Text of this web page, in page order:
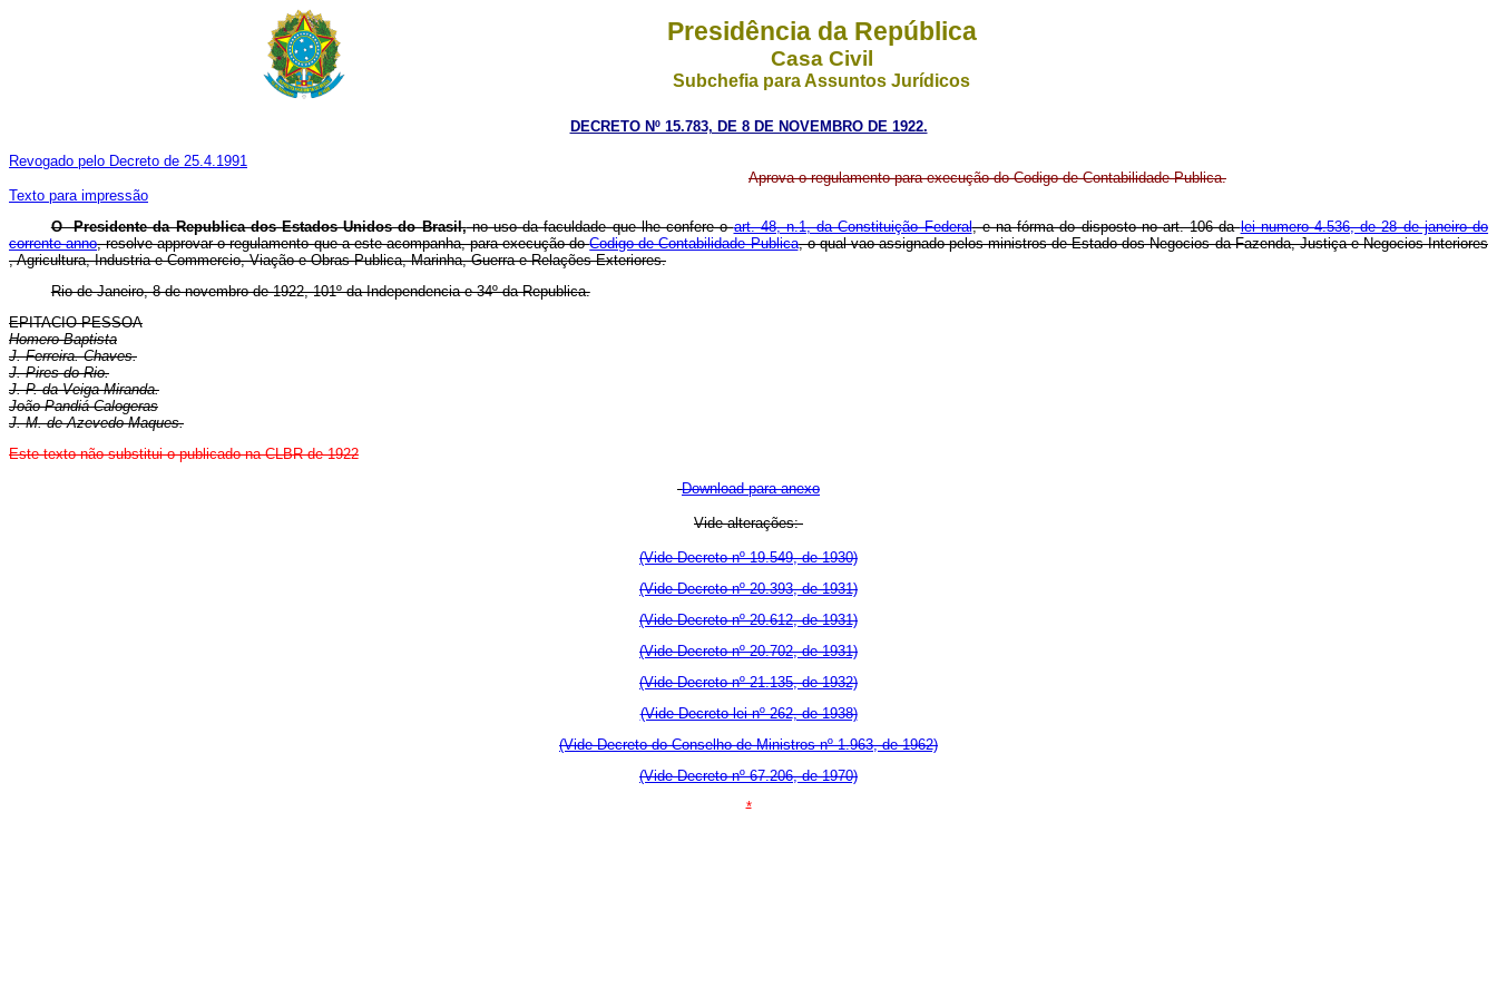
Presidência da República
Casa Civil
Subchefia para Assuntos Jurídicos
DECRETO Nº 15.783, DE 8 DE NOVEMBRO DE 1922.
Revogado pelo Decreto de 25.4.1991
Texto para impressão
Aprova o regulamento para execução do Codigo de Contabilidade Publica.
O Presidente da Republica dos Estados Unidos do Brasil,no uso da faculdade que lhe confere oart. 48, n.1, da Constituição Federal, e na fórma do disposto no art. 106 dalei numero 4.536, de 28 de janeiro do
corrente anno, resolve approvar o regulamento que a este acompanha, para execução doCodigo de Contabilidade Publica, o qual vao assignado pelos ministros de Estado dos Negocios da Fazenda, Justiça e Negocios Interiores
, Agricultura, Industria e Commercio, Viação e Obras Publica, Marinha, Guerra e Relações Exteriores.
Rio de Janeiro, 8 de novembro de 1922, 101º da Independencia e 34º da Republica.
EPITACIO PESSOA
Homero Baptista
J. Ferreira. Chaves.
J. Pires do Rio.
J. P. da Veiga Miranda.
João Pandiá Calogeras
J. M. de Azevedo Maques.
Este texto não substitui o publicado na CLBR de 1922
Download para anexo
Vide alterações:-
(Vide Decreto nº 19.549, de 1930)
(Vide Decreto nº 20.393, de 1931)
(Vide Decreto nº 20.612, de 1931)
(Vide Decreto nº 20.702, de 1931)
(Vide Decreto nº 21.135, de 1932)
(Vide Decreto-lei nº 262, de 1938)
(Vide Decreto do Conselho de Ministros nº 1.963, de 1962)
(Vide Decreto nº 67.206, de 1970)
*